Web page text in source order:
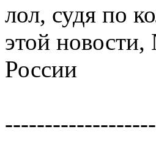
лол, судя по
этой
России